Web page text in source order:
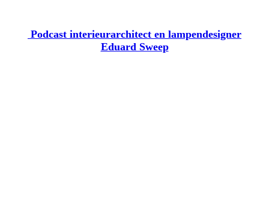
Podcast interieurarchitect en lampendesigner
Eduard Sweep